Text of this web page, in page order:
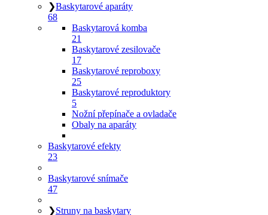
❯Baskytarové aparáty
68
Baskytarová komba
21
Baskytarové zesilovače
17
Baskytarové reproboxy
25
Baskytarové reproduktory
5
Nožní přepínače a ovladače
Obaly na aparáty
Baskytarové efekty
23
Baskytarové snímače
47
❯Struny na baskytary